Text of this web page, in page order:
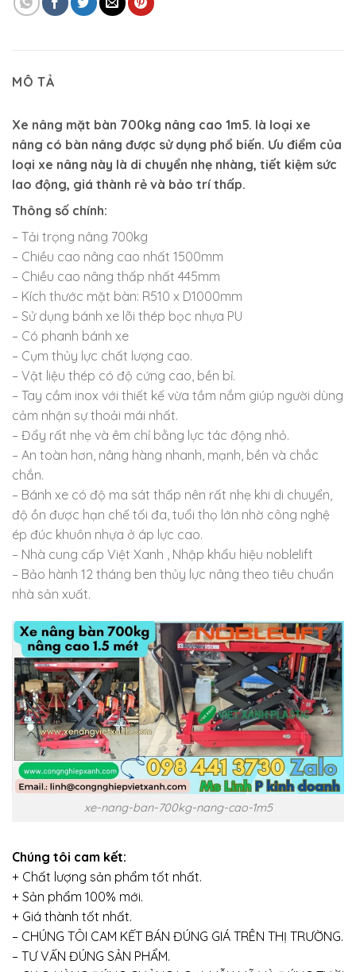
MÔ TẢ
Xe nâng mặt bàn 700kg nâng cao 1m5. là loại xe
nâng có bàn nâng được sử dụng phổ biến. Ưu điểm của
loại xe nâng này là di chuyển nhẹ nhàng, tiết kiệm sức
lao động, giá thành rẻ và bảo trí thấp.
Thông số chính:
– Tải trọng nâng 700kg
– Chiều cao nâng cao nhất 1500mm
– Chiều cao nâng thấp nhất 445mm
– Kích thước mặt bàn: R510 x D1000mm
– Sử dụng bánh xe lõi thép bọc nhựa PU
– Có phanh bánh xe
– Cụm thủy lực chất lượng cao.
– Vật liệu thép có độ cứng cao, bền bỉ.
– Tay cầm inox với thiết kế vừa tầm nắm giúp người dùng
cảm nhận sự thoải mái nhất.
– Đẩy rất nhẹ và êm chỉ bằng lực tác động nhỏ.
– An toàn hơn, nâng hàng nhanh, mạnh, bền và chắc
chắn.
– Bánh xe có độ ma sát thấp nên rất nhẹ khi di chuyển,
độ ồn được hạn chế tối đa, tuổi thọ lớn nhờ công nghệ
ép đúc khuôn nhựa ở áp lực cao.
– Nhà cung cấp Việt Xanh , Nhập khẩu hiệu noblelift
– Bảo hành 12 tháng ben thủy lực nâng theo tiêu chuẩn
nhà sản xuất.
xe-nang-ban-700kg-nang-cao-1m5
Chúng tôi cam kết:
+ Chất lượng sản phẩm tốt nhất.
+ Sản phẩm 100% mới.
+ Giá thành tốt nhất.
– CHÚNG TÔI CAM KẾT BÁN ĐÚNG GIÁ TRÊN THỊ TRƯỜNG.
– TƯ VẤN ĐÚNG SẢN PHẨM.